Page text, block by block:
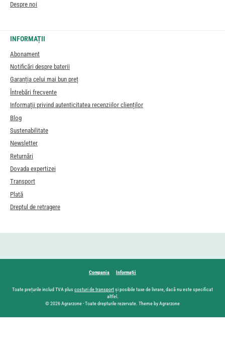
Despre noi
INFORMAȚII
Abonament
Notificări despre baterii
Garanția celui mai bun preț
Întrebări frecvente
Informații privind autenticitatea recenziilor clienților
Blog
Sustenabilitate
Newsletter
Returnări
Dovada expertizei
Transport
Plată
Dreptul de retragere
Compania Informații
Toate prețurile includ TVA plus costuri de transportși posibile taxe de livrare, dacă nu este specificat
altfel.
© 2026 Agrarzone - Toate drepturile rezervate. Theme by Agrarzone